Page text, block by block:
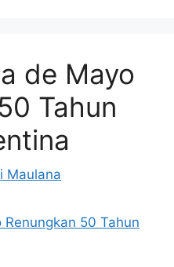
de Mayo
Tahun
Maulana